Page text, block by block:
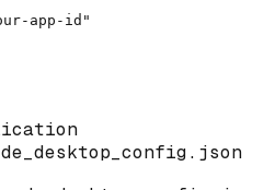
app-id"